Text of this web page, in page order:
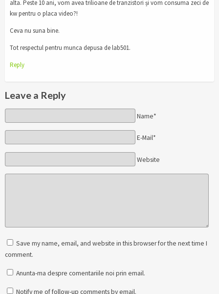
alta. Peste 10 ani, vom avea trilioane de tranzistori și vom consuma zeci de
kw pentru o placa video?!
Ceva nu suna bine.
Tot respectul pentru munca depusa de lab501.
Reply
Leave a Reply
Name*
E-Mail*
Website
Save my name, email, and website in this browser for the next time I
comment.
Anunta-ma despre comentariile noi prin email.
Notify me of follow-up comments by email.